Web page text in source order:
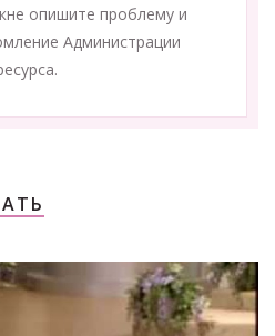
опишите проблему и
Администрации